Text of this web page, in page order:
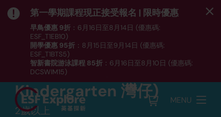
第一學期課程現正接受報名 | 限時優惠
早鳥優惠 9折 ：6月16日至8月14日 (優惠碼:
ESF_T1EB10)
開學優惠 95折 ：8月15日至9月14日 (優惠碼:
ESF_T1BTS5)
智新書院游泳課程 85折 ：6月16日至8月10日 (優惠碼:
DCSWIM15)
*受條款及細則約束｜按此瀏覽課程列表
MENU
遊戲組
英語學前準備班 (Pre-
Kindergarten 灣仔)
2歲以上